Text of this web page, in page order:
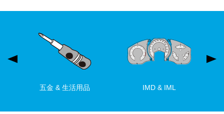
五金 & 生活用品 IMD & IML